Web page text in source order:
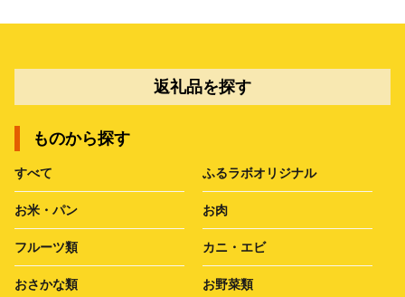
返礼品を探す
ものから探す
すべて ふるラボオリジナル
お米・パン お肉
フルーツ類 カニ・エビ
おさかな類 お野菜類